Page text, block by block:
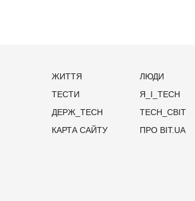
ЖИТТЯ
ЛЮДИ
ТЕСТИ
Я_І_TECH
ДЕРЖ_TECH
TECH_СВІТ
КАРТА САЙТУ
ПРО BIT.UA